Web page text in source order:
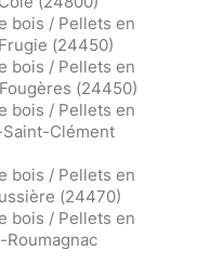
bois / Pellets en
(24450)
bois / Pellets en
(24450)
bois / Pellets en
Clément
bois / Pellets en
(24470)
bois / Pellets en